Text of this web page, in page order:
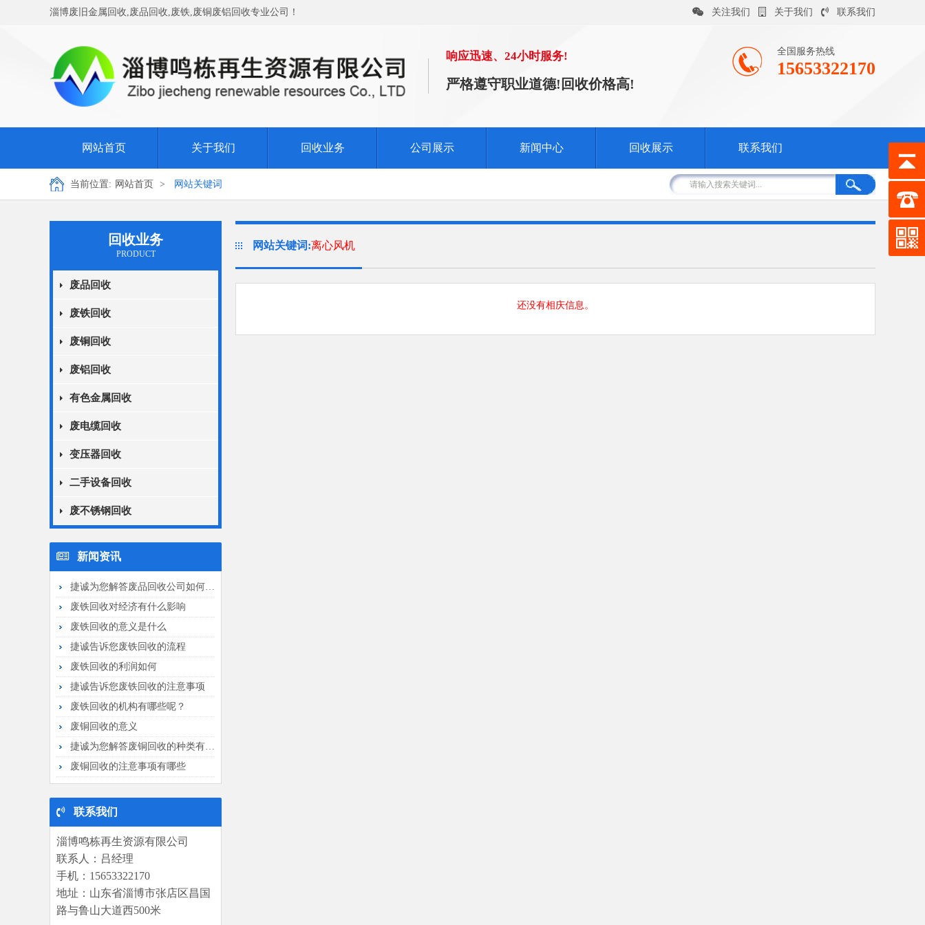
淄博废旧金属回收,废品回收,废铁,废铜废铝回收专业公司！ 关注我们 关于我们 联系我们
全国服务热线
15653322170
响应迅速、24小时服务!
严格遵守职业道德!回收价格高!
网站首页 关于我们 回收业务 公司展示 新闻中心 回收展示 联系我们
当前位置: 网站首页 > 网站关键词
回收业务
PRODUCT
废品回收
废铁回收
废铜回收
废铝回收
有色金属回收
废电缆回收
变压器回收
二手设备回收
废不锈钢回收
新闻资讯
捷诚为您解答废品回收公司如何申请备案
废铁回收对经济有什么影响
废铁回收的意义是什么
捷诚告诉您废铁回收的流程
废铁回收的利润如何
捷诚告诉您废铁回收的注意事项
废铁回收的机构有哪些呢？
废铜回收的意义
捷诚为您解答废铜回收的种类有哪些
废铜回收的注意事项有哪些
联系我们
淄博鸣栋再生资源有限公司
联系人：吕经理
手机：15653322170
地址：山东省淄博市张店区昌国
路与鲁山大道西500米
网站关键词:离心风机
还没有相庆信息。